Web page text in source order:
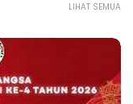
LIHAT SEMUA